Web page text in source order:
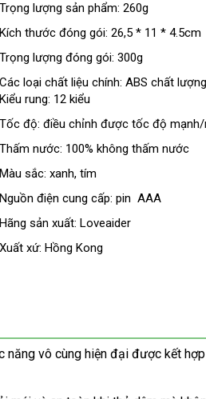
Trọng lượng sản phẩm: 260g
Kích thước đóng gói: 26,5 * 11 * 4.5cm
Trọng lượng đóng gói: 300g
Các loại chất liệu chính: ABS chất
Kiểu rung: 12 kiểu
Tốc độ: điều chỉnh theo
yêu
cầu
được tốc độ mạnh/
Thấm nước: 100% không thấm nước
Màu sắc: xanhphân
, tím
Nguồn điện cung cấp: pin AAA
Hãng sản xuất: Loveaider
Xuất xứ: Hồng Kong
năng vô cùng hiện đại báo
được kết